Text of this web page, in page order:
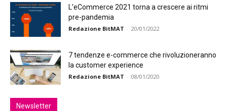
L’eCommerce 2021 torna a crescere ai ritmi
pre-pandemia
Redazione BitMAT - 20/01/2022
7 tendenze e-commerce che rivoluzioneranno
la customer experience
Redazione BitMAT - 08/01/2020
Newsletter